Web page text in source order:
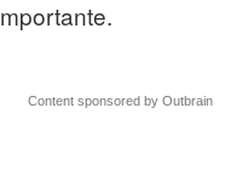
Content sponsored by Outbrain